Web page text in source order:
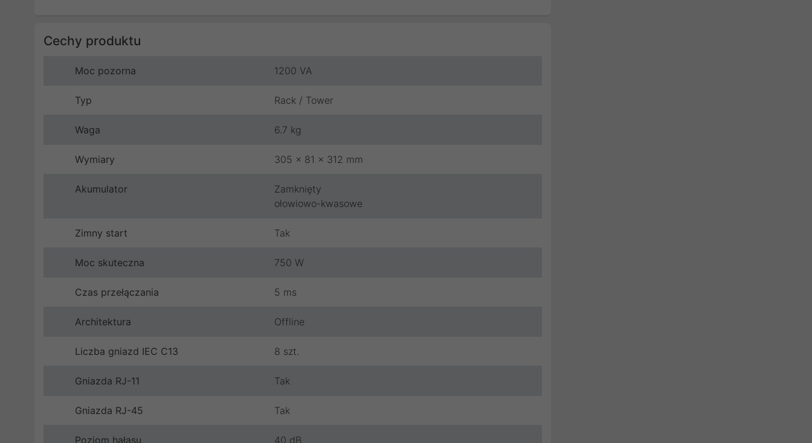
Cechy produktu
Moc pozorna 1200 VA
Typ Rack / Tower
Waga 6.7 kg
Wymiary 305 x 81 x 312 mm
Akumulator
Zamknięty
ołowiowo-kwasowe
Zimny start Tak
Moc skuteczna 750 W
Czas przełączania 5 ms
Architektura Offline
Liczba gniazd IEC C13 8 szt.
Gniazda RJ-11 Tak
Gniazda RJ-45 Tak
Poziom hałasu 40 dB